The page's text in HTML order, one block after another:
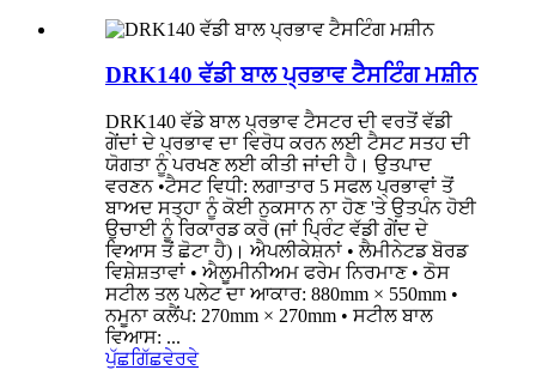
DRK140 ਵੱਡੀ ਬਾਲ ਪ੍ਰਭਾਵ ਟੈਸਟਿੰਗ ਮਸ਼ੀਨ
DRK140 ਵੱਡੇ ਬਾਲ ਪ੍ਰਭਾਵ ਟੈਸਟਰ ਦੀ ਵਰਤੋਂ ਵੱਡੀ
ਗੇਂਦਾਂ ਦੇ ਪ੍ਰਭਾਵ ਦਾ ਵਿਰੋਧ ਕਰਨ ਲਈ ਟੈਸਟ ਸਤਹ ਦੀ
ਯੋਗਤਾ ਨੂੰ ਪਰਖਣ ਲਈ ਕੀਤੀ ਜਾਂਦੀ ਹੈ। ਉਤਪਾਦ
ਵਰਣਨ •ਟੈਸਟ ਵਿਧੀ: ਲਗਾਤਾਰ 5 ਸਫਲ ਪ੍ਰਭਾਵਾਂ ਤੋਂ
ਬਾਅਦ ਸਤ੍ਹਾ ਨੂੰ ਕੋਈ ਨੁਕਸਾਨ ਨਾ ਹੋਣ 'ਤੇ ਉਤਪੰਨ ਹੋਈ
ਉਚਾਈ ਨੂੰ ਰਿਕਾਰਡ ਕਰੋ (ਜਾਂ ਪ੍ਰਿੰਟ ਵੱਡੀ ਗੇਂਦ ਦੇ
ਵਿਆਸ ਤੋਂ ਛੋਟਾ ਹੈ)। ਐਪਲੀਕੇਸ਼ਨਾਂ • ਲੈਮੀਨੇਟਡ ਬੋਰਡ
ਵਿਸ਼ੇਸ਼ਤਾਵਾਂ • ਐਲੂਮੀਨੀਅਮ ਫਰੇਮ ਨਿਰਮਾਣ • ਠੋਸ
ਸਟੀਲ ਤਲ ਪਲੇਟ ਦਾ ਆਕਾਰ: 880mm × 550mm •
ਨਮੂਨਾ ਕਲੈਂਪ: 270mm × 270mm • ਸਟੀਲ ਬਾਲ
ਵਿਆਸ: ...
ਪੁੱਛਗਿੱਛਵੇਰਵੇ